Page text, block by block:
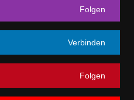
Folgen
Verbinden
Folgen